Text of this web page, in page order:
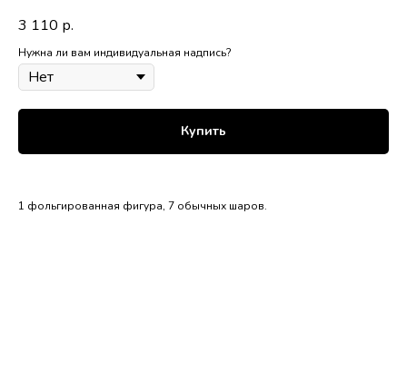
3 110 р.
Нужна ли вам индивидуальная надпись?
Купить
1 фольгированная фигура, 7 обычных шаров.